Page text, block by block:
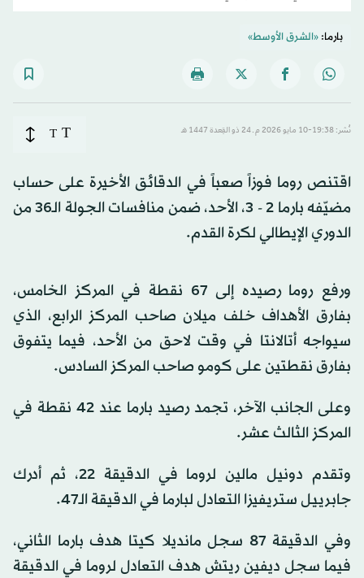
بارما:«الشرق الأوسط»
نُشر: 19:38-10 مايو 2026 م ـ 24 ذو القِعدة 1447 هـ T
T
اقتنص روما فوزاً صعباً في الدقائق الأخيرة على حساب
مضيّفه بارما 2 - 3، الأحد، ضمن منافسات الجولة الـ36 من
الدوري الإيطالي لكرة القدم.
ورفع روما رصيده إلى 67 نقطة في المركز الخامس،
بفارق الأهداف خلف ميلان صاحب المركز الرابع، الذي
سيواجه أتالانتا في وقت لاحق من الأحد، فيما يتفوق
بفارق نقطتين على كومو صاحب المركز السادس.
وعلى الجانب الآخر، تجمد رصيد بارما عند 42 نقطة في
المركز الثالث عشر.
وتقدم دونيل مالين لروما في الدقيقة 22، ثم أدرك
جابرييل ستريفيزا التعادل لبارما في الدقيقة الـ47.
وفي الدقيقة 87 سجل مانديلا كيتا هدف بارما الثاني،
فيما سجل ديفين ريتش هدف التعادل لروما في الدقيقة